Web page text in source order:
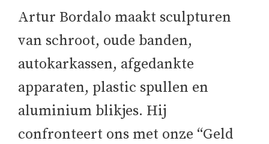
fanaten
Artur Bordalo maakt sculpturen
van schroot, oude banden,
autokarkassen, afgedankte
apparaten, plastic spullen en
aluminium blikjes. Hij
confronteert ons met onze “Geld